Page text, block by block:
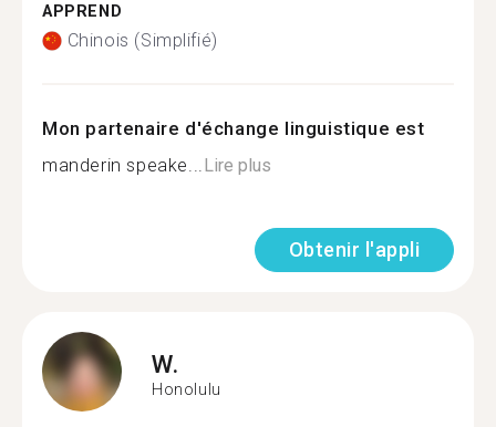
APPREND
Chinois (Simplifié)
Mon partenaire d'échange linguistique est
manderin speake...Lire plus
Obtenir l'appli
W.
Honolulu